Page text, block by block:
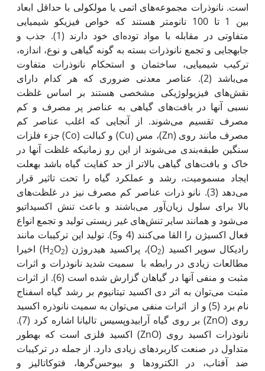
است. نانوذرات مجموعه‌های اتمی یا مولکولی با حداقل ابعاد
بین 1 تا 100 نانومتر هستند که خواص فیزیکو شیمیایی
متفاوتی در مقابله با مواد توده‌ای خود دارند (1). جذب و
جابه‫جایی و تجمع نانوذرات بسته به گونه گیاهی و نوع، اندازه،
ترکیب شیمیایی، ساختمان و استحکام نانوذرات متفاوت
می‌باشد (2). عناصر معدنی ضروری که هر کدام دارای
نقش‌های فیزیولوژیکی مشخصی هستند بر اساس غلظت
نسبی آن‫ها در بافت‌های گیاهی به عناصر پر مصرف و کم
مصرف تقسیم می‌شوند. از آنجایی که اغلب عناصر کم
مصرف مانند روی (Zn)، مس (Cu) و کبالت (Co) جزء فلزات
سنگین طبقه‌بندی می‌شوند از این رو زمانی‫که غلظت آن‫ها در
خاک و بافت‌های گیاهی بالاتر از حد کفایت گیاه باشد به‫علت
ایجاد مسمومیت، رشد و عملکرد گیاه را تحت تاثیر قرار
می‌دهد (3). نانو ذرات عناصر کم مصرف نیز در غلظت‌های
بالا برای سلول زیان‌آور می‌باشند و باعث تنش اکسیداتیو
می‌شود و همانند سایر تنش‌های غیر زیستی تولید و تجمع انواع
فعال اکسیژن را القا می‌کنند (4 و5). تولید این ترکیبات مانند
رادیکال سوپر اکسید (O2 )، پراکسید هیدروژن (H 2O2
) اخیرا
مطالعات زیادی در رابطه با سمیت شدید نانوذرات و اثرات
مثبت و منفی آن‫ها در گیاهان گزارش شده است (6). از اثرات
مثبت می‌توان به اثر دی اکسید تیتانیوم بر رشد گیاه اسفناج
نام برد (5) و از اثرات منفی می‌توان به سمیت نانوذره اکسید
روی (ZnO) بر روی گیاه آرابیدوپسیس تالیانا اشاره کرد (7).
نانوذرات اکسید روی (ZnO) اکسید فلزی است که به‫طور
متداول در صنعت کاربردهای زیادی دارد. از جمله در ترکیبات
ضد آفتاب، در الکترودها و بیوحس‌گرها، فتوکاتالیز و